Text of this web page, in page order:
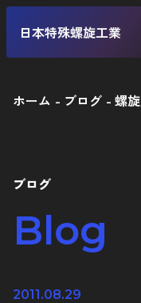
日本特殊螺旋工業
工業製品
ホーム ブログ 螺
ブログ
Blog
2011.08.29